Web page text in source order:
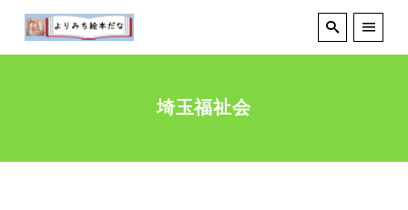
埼玉福祉会